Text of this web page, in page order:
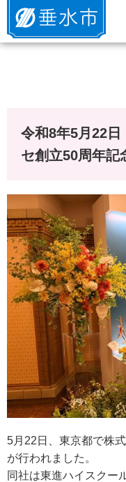
垂水市
令和8年5月22
セ創立50周年記
5月22日、東京都で株
が行われました。
同社は東進ハイスクー